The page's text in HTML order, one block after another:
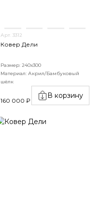
Арт. 3312
Ковер Дели
Размер: 240х300
Материал: Акрил/Бамбуковый
шёлк
160 000 ₽
В корзину